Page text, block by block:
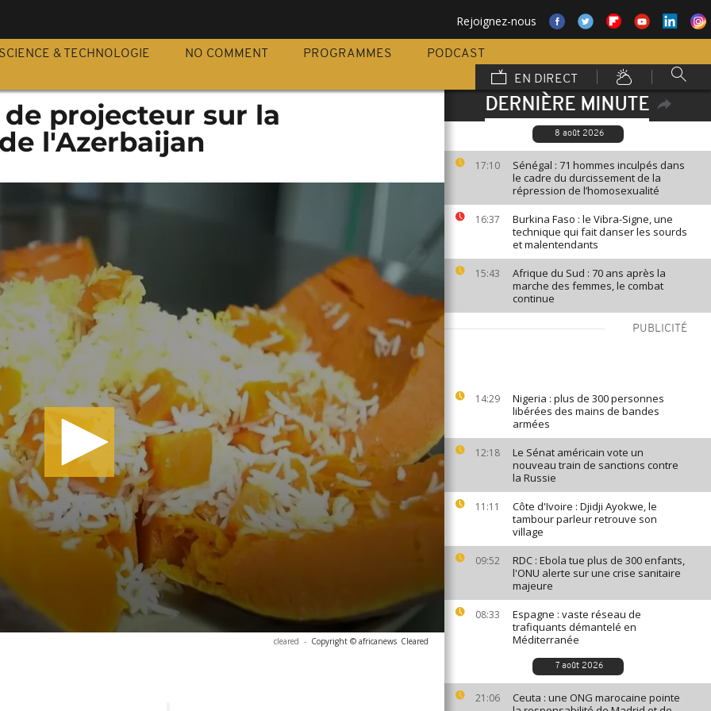
Rejoignez-nous
SCIENCE & TECHNOLOGIE NO COMMENT PROGRAMMES
PODCAST
EN DIRECT
DERNIÈRE MINUTE
8 août 2026
17:10
Sénégal : 71 hommes inculpés dans
le cadre du durcissement de la
répression de l’homosexualité
16:37
Burkina Faso : le Vibra-Signe, une
technique qui fait danser les sourds
et malentendants
15:43
Afrique du Sud : 70 ans après la
marche des femmes, le combat
continue
PUBLICITÉ
14:29
Nigeria : plus de 300 personnes
libérées des mains de bandes
armées
12:18
Le Sénat américain vote un
nouveau train de sanctions contre
la Russie
11:11
Côte d'Ivoire : Djidji Ayokwe, le
tambour parleur retrouve son
village
09:52
RDC : Ebola tue plus de 300 enfants,
l'ONU alerte sur une crise sanitaire
majeure
08:33
Espagne : vaste réseau de
trafiquants démantelé en
Méditerranée
7 août 2026
21:06
Ceuta : une ONG marocaine pointe
de projecteur sur la
l'Azerbaijan
cleared - Copyright © africanews Cleared